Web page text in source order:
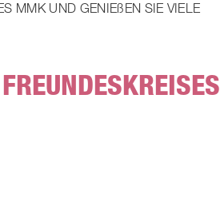
MMK UND GENIEßEN SIE VIELE